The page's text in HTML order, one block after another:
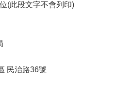
(此段文字不會列印)
民治路36號